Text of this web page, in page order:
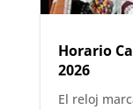
Horario
2026
El reloj